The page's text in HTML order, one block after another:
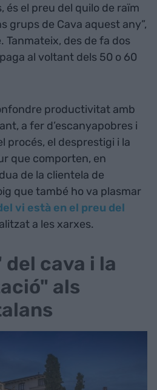
és el preu del quilo de raïm
grups de Cava aquest any”,
Tanmateix, des de fa dos
al voltant dels 50 o 60
productivitat amb
a fer d’escanyapobres i
procés, el desprestigi i la
que comporten, en
de la clientela de
que també ho va plasmar
vi està en el preu del
a les xarxes.
cava i la
als